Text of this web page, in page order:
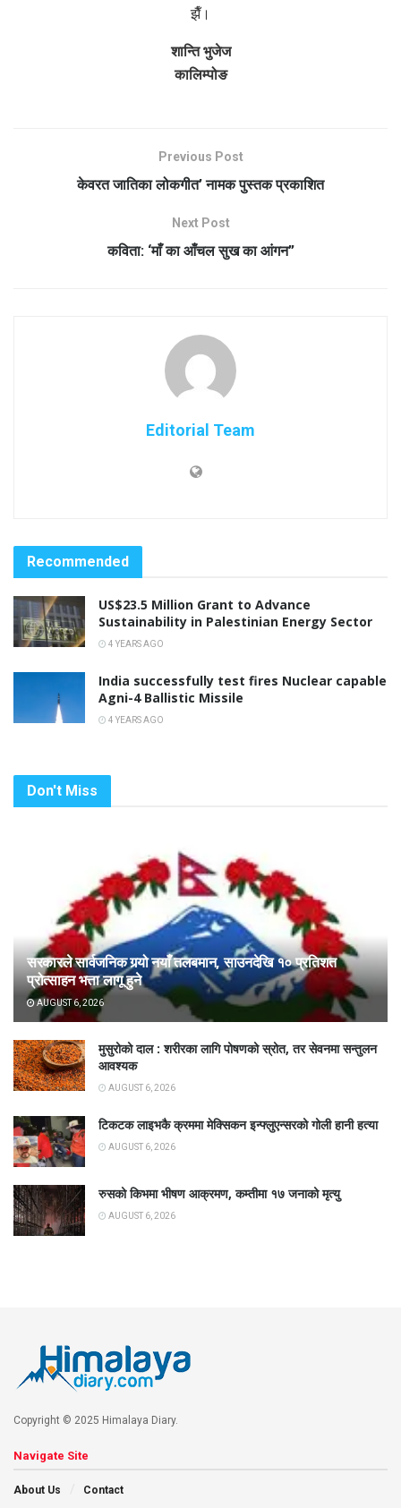
झैँ।
शान्ति भुजेज
कालिम्पोङ
Previous Post
केवरत जातिका लोकगीत’ नामक पुस्तक प्रकाशित
Next Post
कविता: ‘माँ का आँचल सुख का आंगन”
Editorial Team
Recommended
US$23.5 Million Grant to Advance
Sustainability in Palestinian Energy Sector
4 YEARS AGO
India successfully test fires Nuclear capable
Agni-4 Ballistic Missile
4 YEARS AGO
Don't Miss
सरकारले सार्वजनिक गर्‍यो नयाँ तलबमान, साउनदेखि १० प्रतिशत
प्रोत्साहन भत्ता लागू हुने
AUGUST 6, 2026
मुसुरोको दाल : शरीरका लागि पोषणको स्रोत, तर सेवनमा सन्तुलन
आवश्यक
AUGUST 6, 2026
टिकटक लाइभकै क्रममा मेक्सिकन इन्फ्लुएन्सरको गोली हानी हत्या
AUGUST 6, 2026
रुसको किभमा भीषण आक्रमण, कम्तीमा १७ जनाको मृत्यु
AUGUST 6, 2026
Copyright © 2025 Himalaya Diary.
Navigate Site
About Us Contact